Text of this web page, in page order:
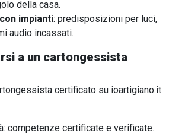
della casa.
impianti: predisposizioni per luci,
audio incassati.
a un cartongessista
certificato su ioartigiano.it
competenze certificate e verificate.